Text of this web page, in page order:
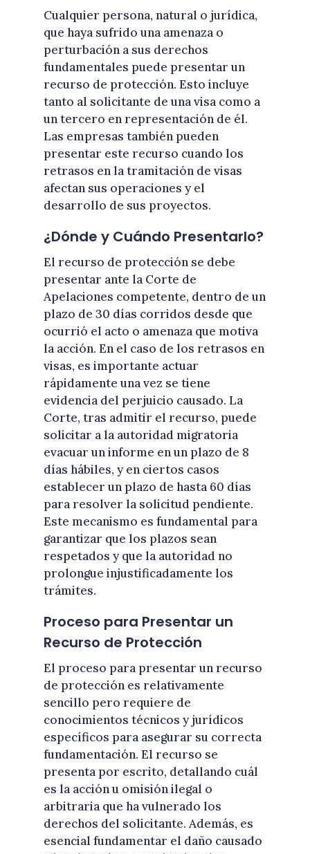
Cualquier persona, natural o jurídica,
que haya sufrido una amenaza o
perturbación a sus derechos
fundamentales puede presentar un
recurso de protección. Esto incluye
tanto al solicitante de una visa como a
un tercero en representación de él.
Las empresas también pueden
presentar este recurso cuando los
retrasos en la tramitación de visas
afectan sus operaciones y el
desarrollo de sus proyectos.
¿Dónde y Cuándo Presentarlo?
El recurso de protección se debe
presentar ante la Corte de
Apelaciones competente, dentro de un
plazo de 30 días corridos desde que
ocurrió el acto o amenaza que motiva
la acción. En el caso de los retrasos en
visas, es importante actuar
rápidamente una vez se tiene
evidencia del perjuicio causado. La
Corte, tras admitir el recurso, puede
solicitar a la autoridad migratoria
evacuar un informe en un plazo de 8
días hábiles, y en ciertos casos
establecer un plazo de hasta 60 días
para resolver la solicitud pendiente.
Este mecanismo es fundamental para
garantizar que los plazos sean
respetados y que la autoridad no
prolongue injustificadamente los
trámites.
Proceso para Presentar un
Recurso de Protección
El proceso para presentar un recurso
de protección es relativamente
sencillo pero requiere de
conocimientos técnicos y jurídicos
específicos para asegurar su correcta
fundamentación. El recurso se
presenta por escrito, detallando cuál
es la acción u omisión ilegal o
arbitraria que ha vulnerado los
derechos del solicitante. Además, es
esencial fundamentar el daño causado